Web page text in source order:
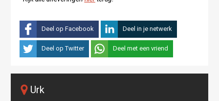
Deel op Facebook Deel in je netwerk
Deel op Twitter Deel met een vriend
Urk